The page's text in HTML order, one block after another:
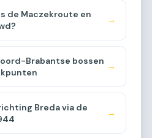
de Maczekroute en
→
Brabantse bossen
→
Breda via de
→